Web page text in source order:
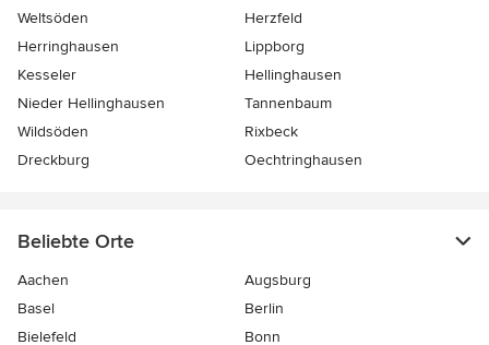
Weltsöden
Herzfeld
Herringhausen
Lippborg
Kesseler
Hellinghausen
Nieder Hellinghausen
Tannenbaum
Wildsöden
Rixbeck
Dreckburg
Oechtringhausen
Beliebte Orte
Aachen
Augsburg
Basel
Berlin
Bielefeld
Bonn